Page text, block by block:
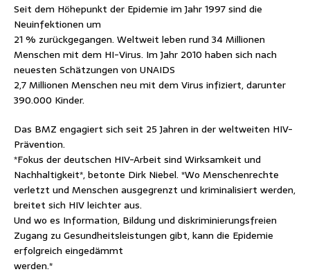
Seit dem Höhepunkt der Epidemie im Jahr 1997 sind die
Neuinfektionen um
21 % zurückgegangen. Weltweit leben rund 34 Millionen
Menschen mit dem HI-Virus. Im Jahr 2010 haben sich nach
neuesten Schätzungen von UNAIDS
2,7 Millionen Menschen neu mit dem Virus infiziert, darunter
390.000 Kinder.
Das BMZ engagiert sich seit 25 Jahren in der weltweiten HIV-
Prävention.
*Fokus der deutschen HIV-Arbeit sind Wirksamkeit und
Nachhaltigkeit*, betonte Dirk Niebel. *Wo Menschenrechte
verletzt und Menschen ausgegrenzt und kriminalisiert werden,
breitet sich HIV leichter aus.
Und wo es Information, Bildung und diskriminierungsfreien
Zugang zu Gesundheitsleistungen gibt, kann die Epidemie
erfolgreich eingedämmt
werden.*